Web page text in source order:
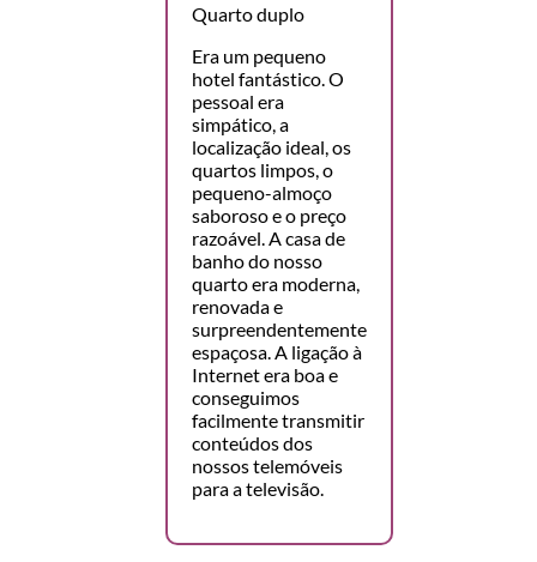
Quarto duplo
Era um pequeno
hotel fantástico. O
pessoal era
simpático, a
localização ideal, os
quartos limpos, o
pequeno-almoço
saboroso e o preço
razoável. A casa de
banho do nosso
quarto era moderna,
renovada e
surpreendentemente
espaçosa. A ligação à
Internet era boa e
conseguimos
facilmente transmitir
conteúdos dos
nossos telemóveis
para a televisão.